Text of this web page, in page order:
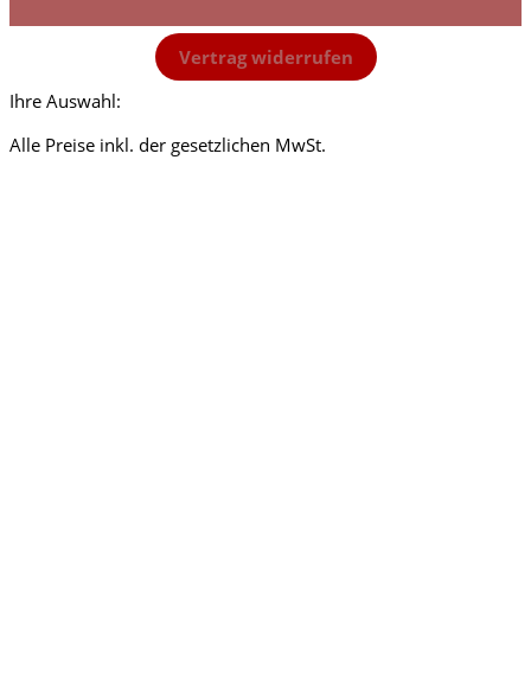
Vertrag widerrufen
Ihre Auswahl:
Alle Preise inkl. der gesetzlichen MwSt.